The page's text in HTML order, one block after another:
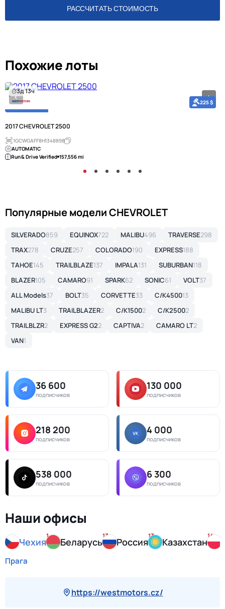
РАССЧИТАТЬ СТОИМОСТЬ
Похожие лоты
3д 13ч
225 $
2017 CHEVROLET 2500
1GCWGAFF8H1348898
AUTOMATIC
Run & Drive Verified 157,556 mi
Популярные модели CHEVROLET
SILVERADO859 EQUINOX722 MALIBU496 TRAVERSE298
TRAX278 CRUZE257 COLORADO190 EXPRESS188
TAHOE145 TRAILBLAZE137 IMPALA131 SUBURBAN118
BLAZER105 CAMARO91 SPARK62 SONIC61 VOLT37
ALL Models37 BOLT35 CORVETTE33 C/K450013
MALIBU LT3 TRAILBLAZER2 C/K15002 C/K25002
TRAILBLZR2 EXPRESS G22 CAPTIVA2 CAMARO LT2
VAN1
36 600
подписчиков
130 000
подписчиков
218 200
подписчиков
4 000
подписчиков
538 000
подписчиков
6 300
подписчиков
Наши офисы
Чехия
1
Беларусь
13
Россия
13
Казахстан
14
Прага
https://westmotors.cz/